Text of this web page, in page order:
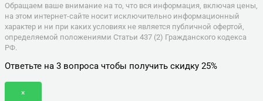
Обращаем ваше внимание на то, что вся информация, включая цены,
на этом интернет-сайте носит исключительно информационный
характер и ни при каких условиях не является публичной офертой,
определяемой положениями Статьи 437 (2) Гражданского кодекса
РФ.
Ответьте на 3 вопроса чтобы получить скидку 25%
×